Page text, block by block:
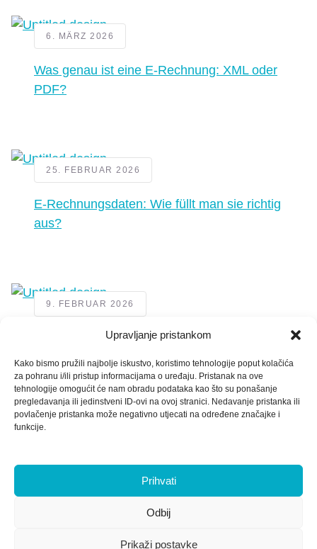
Upravljanje pristankom
Kako bismo pružili najbolje iskustvo, koristimo tehnologije poput kolačića
za pohranu i/ili pristup informacijama o uređaju. Pristanak na ove
tehnologije omogućit će nam obradu podataka kao što su ponašanje
pregledavanja ili jedinstveni ID-ovi na ovoj stranici. Nedavanje pristanka ili
povlačenje pristanka može negativno utjecati na određene značajke i
funkcije.
Prihvati
Odbij
Prikaži postavke
6. MÄRZ 2026
Was genau ist eine E-Rechnung: XML oder
PDF?
25. FEBRUAR 2026
E-Rechnungsdaten: Wie füllt man sie richtig
aus?
9. FEBRUAR 2026
Fiskalisierung 2.0 in der Praxis: Wo sind die
Rechnungen geblieben? Die Wahrheit über
„Lücken“ im Zähler und B2C-Transaktionen
Datenschutzerklärung